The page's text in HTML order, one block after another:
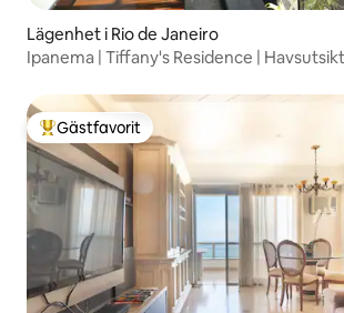
Lägenhet i Rio de Janeiro
Ipanema | Tiffany's Residence |
Populär gästfavorit
Gästfavorit